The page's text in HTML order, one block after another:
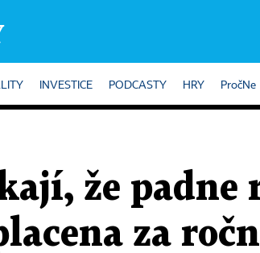
INVESTICE PODCASTY HRY PročNe
že padne
za